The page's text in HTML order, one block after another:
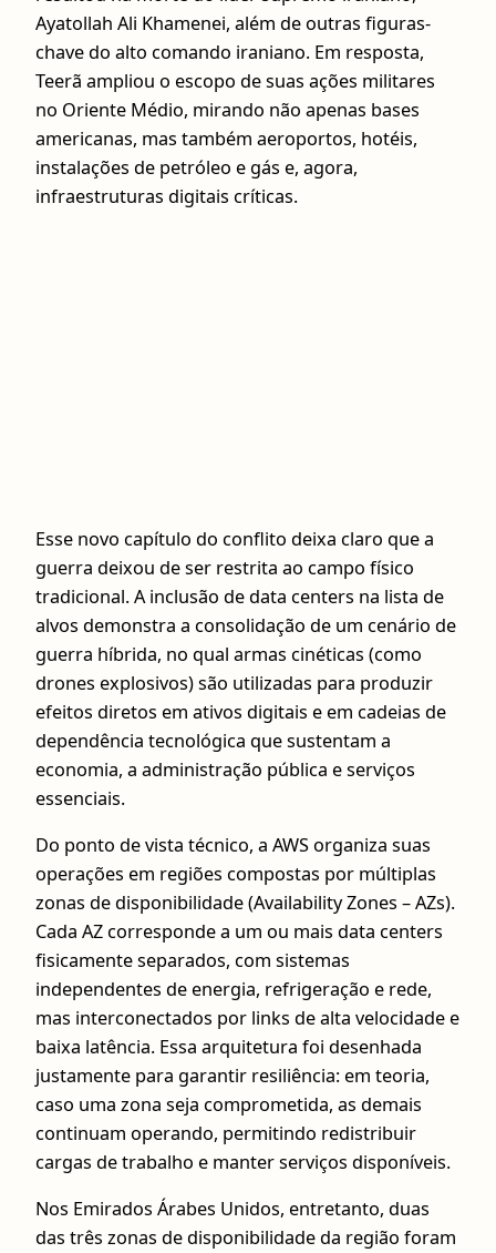
Ayatollah Ali Khamenei, além de outras figuras-
chave do alto comando iraniano. Em resposta,
Teerã ampliou o escopo de suas ações militares
no Oriente Médio, mirando não apenas bases
americanas, mas também aeroportos, hotéis,
instalações de petróleo e gás e, agora,
infraestruturas digitais críticas.
Esse novo capítulo do conflito deixa claro que a
guerra deixou de ser restrita ao campo físico
tradicional. A inclusão de data centers na lista de
alvos demonstra a consolidação de um cenário de
guerra híbrida, no qual armas cinéticas (como
drones explosivos) são utilizadas para produzir
efeitos diretos em ativos digitais e em cadeias de
dependência tecnológica que sustentam a
economia, a administração pública e serviços
essenciais.
Do ponto de vista técnico, a AWS organiza suas
operações em regiões compostas por múltiplas
zonas de disponibilidade (Availability Zones – AZs).
Cada AZ corresponde a um ou mais data centers
fisicamente separados, com sistemas
independentes de energia, refrigeração e rede,
mas interconectados por links de alta velocidade e
baixa latência. Essa arquitetura foi desenhada
justamente para garantir resiliência: em teoria,
caso uma zona seja comprometida, as demais
continuam operando, permitindo redistribuir
cargas de trabalho e manter serviços disponíveis.
Nos Emirados Árabes Unidos, entretanto, duas
das três zonas de disponibilidade da região foram